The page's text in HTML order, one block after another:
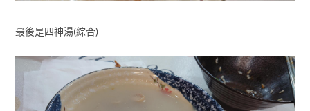
最後是四神湯(綜合)